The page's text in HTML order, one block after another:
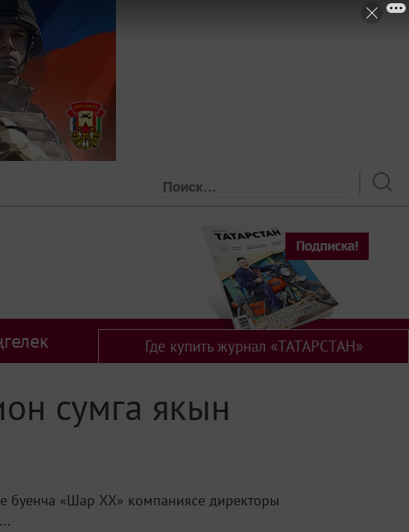
Где купить журнал «ТАТАРСТАН»
сумга якын
буенча «Шар ХХ» компаниясе директоры